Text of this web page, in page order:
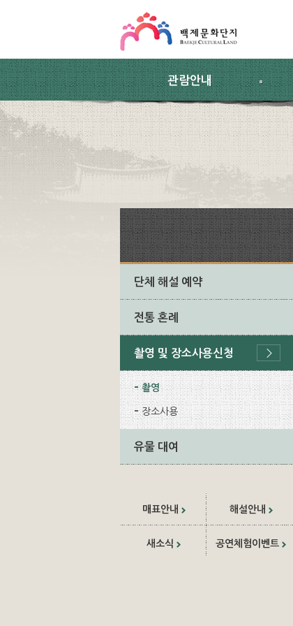
관람안내
단체 해설 예약
전통 혼례
촬영 및 장소사용신청
촬영
장소사용
유물 대여
매표안내 해설안내
새소식 공연체험이벤트